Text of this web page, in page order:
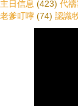
主日信息 (423) 代
老爹叮嚀 (74) 認識